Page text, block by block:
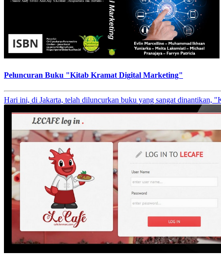
Peluncuran Buku "Kitab Kramat Digital Marketing"
Hari ini, di Jakarta, telah diluncurkan buku yang sangat dinantikan,